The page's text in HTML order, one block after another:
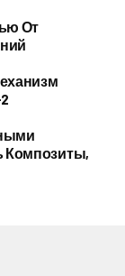
От
Композиты,